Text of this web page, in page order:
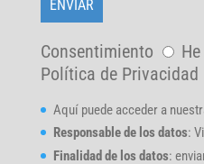
Consentimiento
Política de Privacidad
Aquí puede acceder a
Responsable de los datos:
Finalidad de los datos: